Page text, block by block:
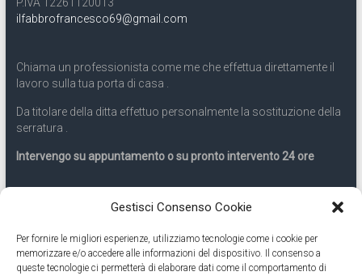
Gestisci Consenso Cookie
Per fornire le migliori esperienze, utilizziamo tecnologie come i cookie per
memorizzare e/o accedere alle informazioni del dispositivo. Il consenso a
queste tecnologie ci permetterà di elaborare dati come il comportamento di
ilfabbrofrancesco69@gmail.com
Chiama un professionista come me che effettua direttamente il
lavoro sulla tua porta di casa .
Da titolare della ditta effettuo personalmente la sostituzione della
serratura .
Intervengo su appuntamento o su pronto intervento 24 ore
Servizio 24 ore
Cell331.9899963